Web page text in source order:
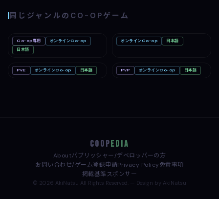
同じジャンルのCO-OPゲーム
Big Walk
Co-op専用
オンラインCo-op
日本語
Romestead
オンラインCo-op 日本語
PC
どろぼうノーム
PvE オンラインCo-op 日本語 PC
めっちゃカメレオン
PvP オンラインCo-op 日本語
COOP EDIA
Aboutパブリッシャー/デベロッパーの方
お問い合わせ/ゲーム登録申請Privacy Policy免責事項
掲載基準スポンサー
© 2026 AkiNatsu All Rights Reserved. — Design by AkiNatsu